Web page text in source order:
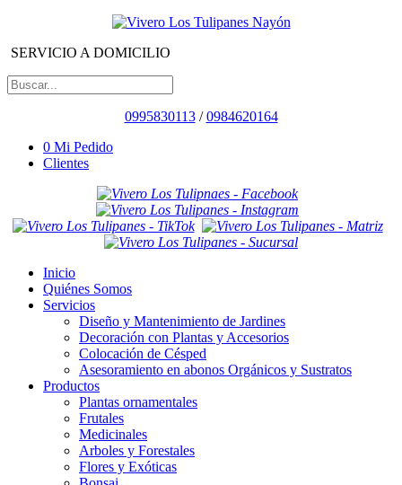
SERVICIO A DOMICILIO
0995830113/0984620164
0 Mi Pedido
Clientes
Inicio
Quiénes Somos
Servicios
Diseño y Mantenimiento de Jardines
Decoración con Plantas y Accesorios
Colocación de Césped
Asesoramiento en abonos Orgánicos y Sustratos
Productos
Plantas ornamentales
Frutales
Medicinales
Arboles y Forestales
Flores y Exóticas